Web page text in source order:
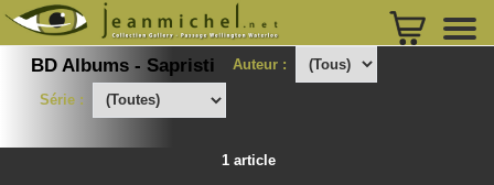
BD Albums - Sapristi Auteur :
Série :
1 article